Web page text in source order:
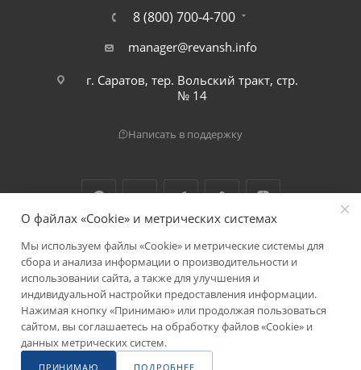
8 (800) 700-4-700
manager@revansh.info
г. Саратов, тер. Вольский тракт, стр.
№ 14
Написать в поддержку
2026 © ООО "Реванш"
О файлах «Cookie» и метрических системах
Мы используем файлы «Cookie» и метрические системы для
сбора и анализа информации о производительности и
использовании сайта, а также для улучшения и
индивидуальной настройки предоставления информации.
Нажимая кнопку «Принимаю» или продолжая пользоваться
сайтом, вы соглашаетесь на обработку файлов «Cookie» и
данных метрических систем.
ПРИНИМАЮ ПОДРОБНЕЕ